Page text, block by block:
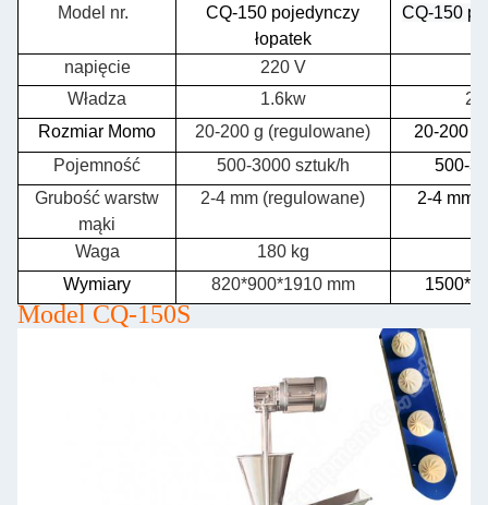
Model nr.
CQ-150 pojedynczy
łopatek
CQ-150
napięcie 220 V
Władza
1.6kw
Rozmiar Momo
20-200 g (regulowane)
20-200 g
Pojemność
500-3000 sztuk/h
500-
Grubość warstw
mąki
2-4 mm (regulowane) 2-4 mm
Waga 180 kg
Wymiary
820*900*1910 mm
Model CQ-150S